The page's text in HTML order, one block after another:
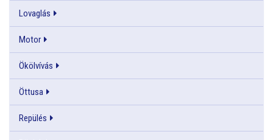
Lovaglás
Motor
Ökölvívás
Öttusa
Repülés